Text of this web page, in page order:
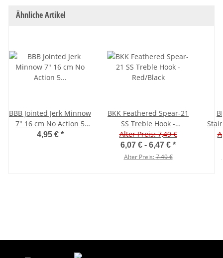
Ähnliche Artikel
BBB Jointed Jerk Minnow
7" 16 cm No Action 5
Stück Gabelschwanz
4,95 € *
BKK Feathered Spear-21
SS Treble Hook -
Red/Black
Alter Preis: 7,49 €
6,07 € - 6,47 € *
Alter Preis:7,49 €